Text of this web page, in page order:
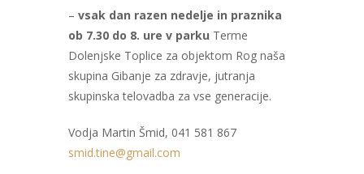
– vsak dan razen nedelje in praznika
ob 7.30 do 8. ure v parku Terme
Dolenjske Toplice za objektom Rog naša
skupina Gibanje za zdravje, jutranja
skupinska telovadba za vse generacije.
Vodja Martin Šmid, 041 581 867
smid.tine@gmail.com